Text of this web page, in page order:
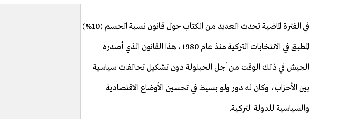
في الفترة الماضية تحدث العديد من الكتاب حول قانون نسبة الحسم (10%)
المطبق في الانتخابات التركية منذ عام 1980، هذا القانون الذي أصدره
الجيش في ذلك الوقت من أجل الحيلولة دون تشكيل تحالفات سياسية
بين الأحزاب، وكان له دور ولو بسيط في تحسين الأوضاع الاقتصادية
والسياسية للدولة التركية.